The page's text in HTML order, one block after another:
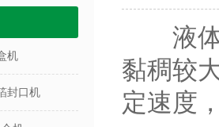
机
封口机
液体
黏稠较
定速度